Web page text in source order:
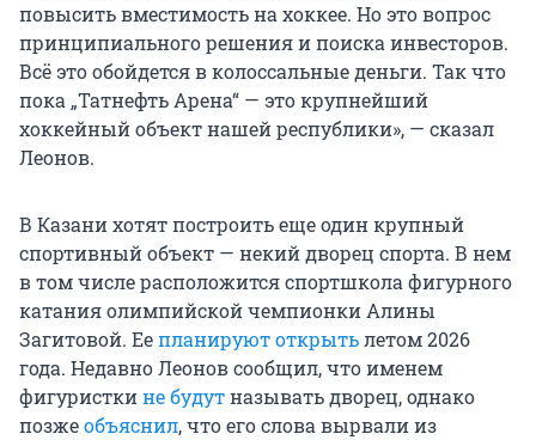
повысить вместимость на хоккее. Но это вопрос
принципиального решения и поиска инвесторов.
Всё это обойдется в колоссальные деньги. Так что
пока „Татнефть Арена“ — это крупнейший
хоккейный объект нашей республики», — сказал
Леонов.
В Казани хотят построить еще один крупный
спортивный объект — некий дворец спорта. В нем
в том числе расположится спортшкола фигурного
катания олимпийской чемпионки Алины
Загитовой. Еепланируют открытьлетом 2026
года. Недавно Леонов сообщил, что именем
фигуристкине будутназывать дворец, однако
позжеобъяснил, что его слова вырвали из